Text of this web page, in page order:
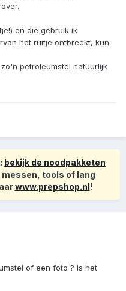
en die gebruik ik
het ruitje ontbreekt, kun
petroleumstel natuurlijk
bekijk de noodpakketen
tools of lang
www.prepshop.nl!
of een foto ? Is het